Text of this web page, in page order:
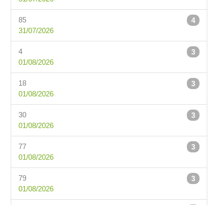
4
85
31/07/2026
3
4
01/08/2026
3
18
01/08/2026
3
30
01/08/2026
3
77
01/08/2026
3
79
01/08/2026